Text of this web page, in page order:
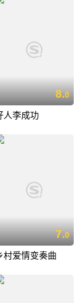
8.0
人李成功
7.0
村爱情变奏曲